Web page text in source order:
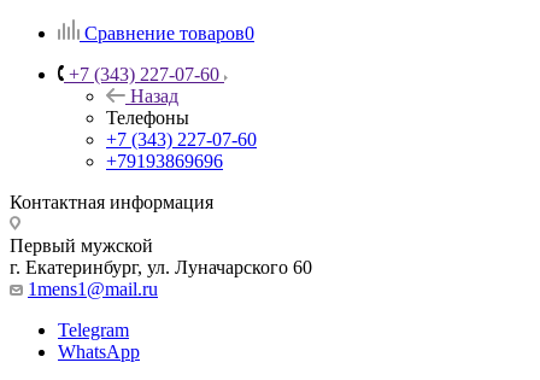
Сравнение товаров0
+7 (343) 227-07-60
Назад
Телефоны
+7 (343) 227-07-60
+79193869696
Контактная информация
Первый мужской
г. Екатеринбург, ул. Луначарского 60
1mens1@mail.ru
Telegram
WhatsApp